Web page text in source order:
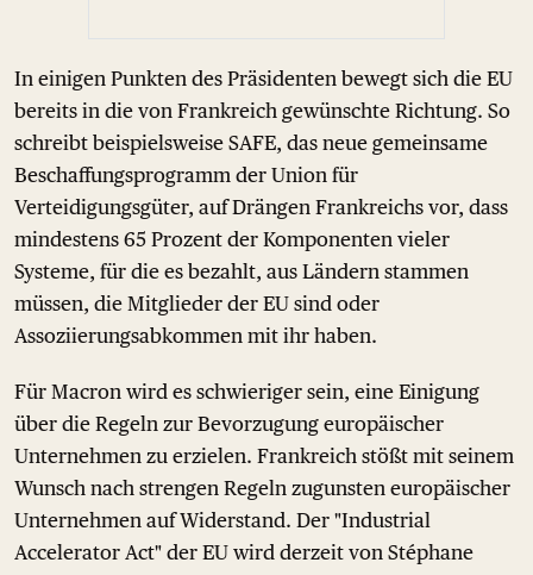
In einigen Punkten des Präsidenten bewegt sich die EU
bereits in die von Frankreich gewünschte Richtung. So
schreibt beispielsweise SAFE, das neue gemeinsame
Beschaffungsprogramm der Union für
Verteidigungsgüter, auf Drängen Frankreichs vor, dass
mindestens 65 Prozent der Komponenten vieler
Systeme, für die es bezahlt, aus Ländern stammen
müssen, die Mitglieder der EU sind oder
Assoziierungsabkommen mit ihr haben.
Für Macron wird es schwieriger sein, eine Einigung
über die Regeln zur Bevorzugung europäischer
Unternehmen zu erzielen. Frankreich stößt mit seinem
Wunsch nach strengen Regeln zugunsten europäischer
Unternehmen auf Widerstand. Der "Industrial
Accelerator Act" der EU wird derzeit von Stéphane